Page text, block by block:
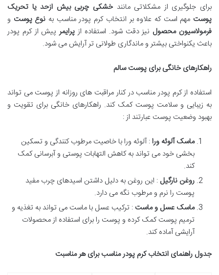
برای جلوگیری از مشکلاتی مانندخشکی چربی بیش ازحد یا تحریک
پوست مهم است که علاوه بر انتخاب کرم پودر مناسب به نوع پوست و
فرمولاسیون محصول نیز دقت شود. استفاده از پرایمرپیش از کرم پودر
باعث یکنواختی بیشتر و ماندگاری طولانی تر آرایش می شود.
راهکارهای خانگی برای پوست سالم
استفاده از کرم پودر مناسب در کنار مراقبت های روزانه از پوست می تواند
به زیبایی و سلامت پوست کمک کند. راهکارهای خانگی برای تقویت و
بهبود وضعیت پوست عبارتند از :
ماسک آلوئه ورا: آلوئه ورا با خاصیت مرطوب کنندگی و تسکین
بخشی خود می تواند به کاهش التهابات پوستی و آبرسانی کمک
کند.
روغن نارگیل : این روغن به دلیل داشتن اسیدهای چرب مفید
پوست را نرم و مرطوب نگه می دارد.
ماسک عسل و ماست : ترکیب عسل با ماست می تواند به تغذیه و
ترمیم پوست کمک کرده و پوست را برای استفاده از محصولات
آرایشی آماده کند.
جدول راهنمای انتخاب کرم پودر مناسب برای هر مناسبت